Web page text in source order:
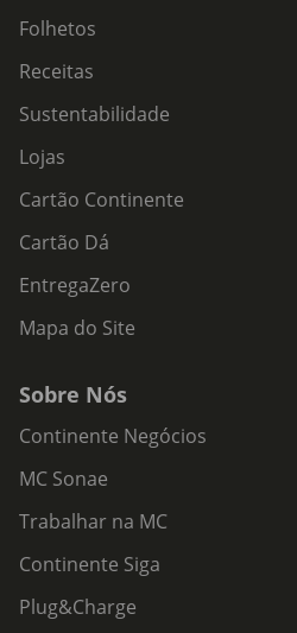
Folhetos
Receitas
Sustentabilidade
Lojas
Cartão Continente
Cartão Dá
EntregaZero
Mapa do Site
Sobre Nós
Continente Negócios
MC Sonae
Trabalhar na MC
Continente Siga
Plug&Charge